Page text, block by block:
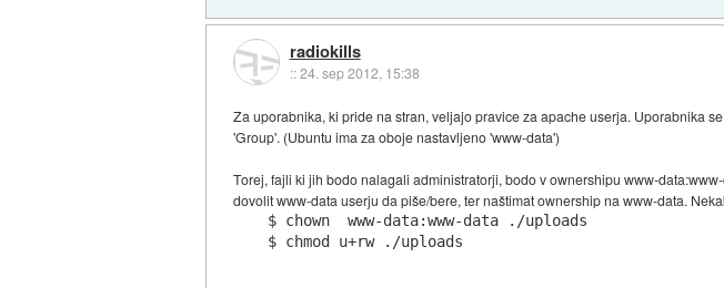
radiokills
::24. sep 2012, 15:38
Za uporabnika, ki pride na stran, veljajo pravice za apache userja. Uporabnika
'Group'. (Ubuntu ima za oboje nastavljeno 'www-data')
Torej, fajli ki jih bodo nalagali administratorji, bodo v ownershipu www-
dovolit www-data userju da piše/bere, ter naštimat ownership na www-data.
$ chown  www-data:www-data ./uploads